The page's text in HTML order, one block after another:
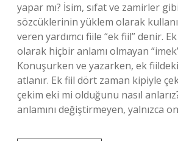
yapar mı? İsim, sıfat ve zamirler
sözcüklerinin yüklem olarak
veren yardımcı fiile “ek fiil” denir.
olarak hiçbir anlamı olmayan
Konuşurken ve yazarken, ek
atlanır. Ek fiil dört zaman kipiyle
çekim eki mi olduğunu nasıl
anlamını değiştirmeyen, yalnızca